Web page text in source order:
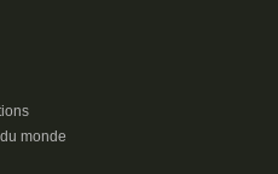
monde